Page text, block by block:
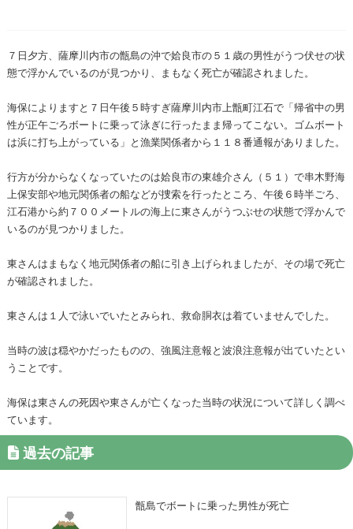
７日夕方、薩摩川内市の甑島の沖で姶良市の５１歳の男性がうつ伏せの状
態で浮かんでいるのが見つかり、まもなく死亡が確認されました。
海保によりますと７日午後５時すぎ薩摩川内市上甑町江石で「帰省中の男
性が正午ごろボートに乗って泳ぎに行ったまま帰ってこない。ゴムボート
は浜に打ち上がっている」と漁業関係者から１１８番通報がありました。
行方が分からなくなっていたのは姶良市の東雄介さん（５１）で串木野海
上保安部や地元関係者の船などが捜索を行ったところ、午後６時半ごろ、
江石港から約７００メートルの海上に東さんがうつぶせの状態で浮かんで
いるのが見つかりました。
東さんはまもなく地元関係者の船に引き上げられましたが、その場で死亡
が確認されました。
東さんは１人で泳いでいたとみられ、救命胴衣は着ていませんでした。
当時の波は穏やかだったものの、強風注意報と波浪注意報が出ていたとい
うことです。
海保は東さんの死因や東さんが亡くなった当時の状況について詳しく調べ
ています。
過去の記事
甑島でボートに乗った男性が死亡